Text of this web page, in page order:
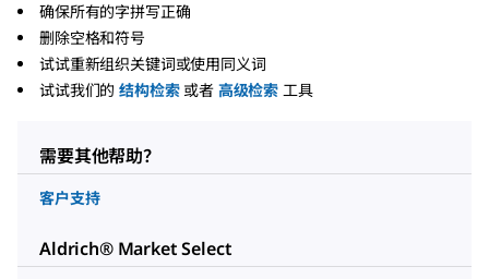
确保所有的字拼写正确
删除空格和符号
试试重新组织关键词或使用同义词
试试我们的 结构检索 或者 高级检索 工具
需要其他帮助？
客户支持
Aldrich® Market Select